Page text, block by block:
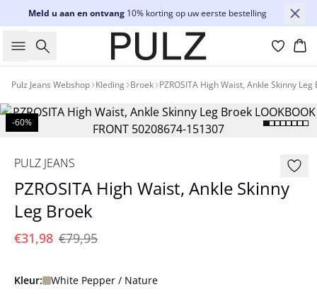
Meld u aan en ontvang10% korting op uw eerste bestelling
Zoeken
Pulz Jeans Webshop Kleding Broek PZROSITA High Waist, Ankle Skinny Leg
-60%
PULZ JEANS
PZROSITA High Waist, Ankle Skinny
Leg Broek
€31,98 €79,95
Kleur: White Pepper / Nature